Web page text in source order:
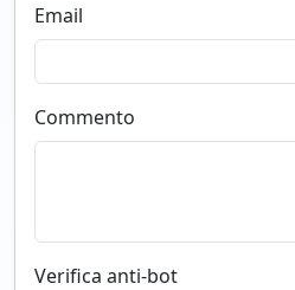
Email
Commento
Verifica anti-bot